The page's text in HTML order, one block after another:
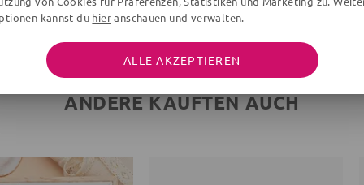
ANDERE KAUFTEN AUCH
kannst du hieranschauen und verwalten.
ALLE AKZEPTIEREN